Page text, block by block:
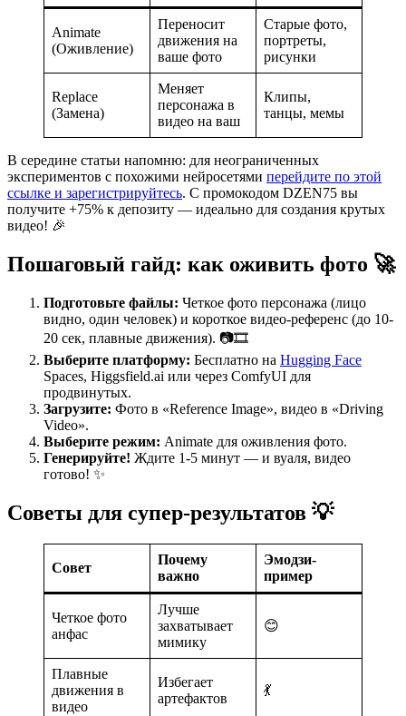
Animate
(Оживление)
Переносит
движения на
ваше фото
Старые фото,
портреты,
рисунки
Replace
(Замена)
Меняет
персонажа в
видео на ваш
Клипы,
танцы, мемы
В середине статьи напомню: для неограниченных
экспериментов с похожими нейросетями перейдите по этой
ссылке и зарегистрируйтесь. С промокодом DZEN75 вы
получите +75% к депозиту — идеально для создания крутых
видео! 🎉
Пошаговый гайд: как оживить фото 🚀
Подготовьте файлы: Четкое фото персонажа (лицо
видно, один человек) и короткое видео-референс (до 10-
20 сек, плавные движения). 📷🎞️
Выберите платформу: Бесплатно на Hugging Face
Spaces, Higgsfield.ai или через ComfyUI для
продвинутых.
Загрузите: Фото в «Reference Image», видео в «Driving
Video».
Выберите режим: Animate для оживления фото.
Генерируйте! Ждите 1-5 минут — и вуаля, видео
готово! ✨
Советы для супер-результатов 💡
Совет
Почему
важно
Эмодзи-
пример
Четкое фото
анфас
Лучше
захватывает
мимику
😊
Плавные
движения в
видео
Избегает
артефактов
💃